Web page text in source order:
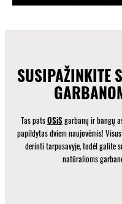
SUSIPAŽINKITE
Tas patsOSiSgarbanų ir bangų
papildytas dviem naujovėmis!
derinti tarpusavyje, todėl galite
natūralioms